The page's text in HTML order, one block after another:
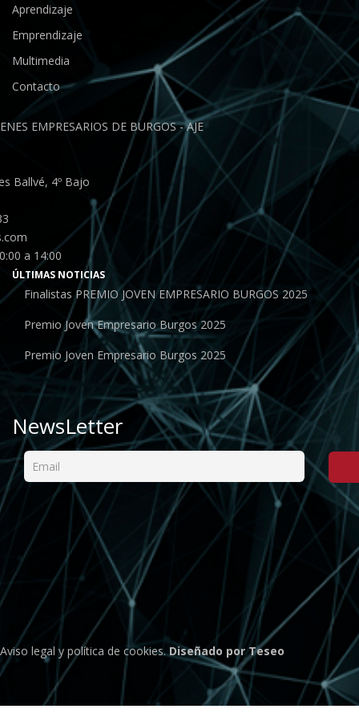
Aprendizaje
Emprendizaje
Multimedia
Contacto
EMPRESARIOS DE BURGOS - AJE
Ballvé, 4º Bajo
a 14:00
ÚLTIMAS NOTICIAS
Finalistas PREMIO JOVEN EMPRESARIO BURGOS 2025
Premio Joven Empresario Burgos 2025
Premio Joven Empresario Burgos 2025
NewsLetter
Aviso legal y política de cookies.Diseñado por Teseo